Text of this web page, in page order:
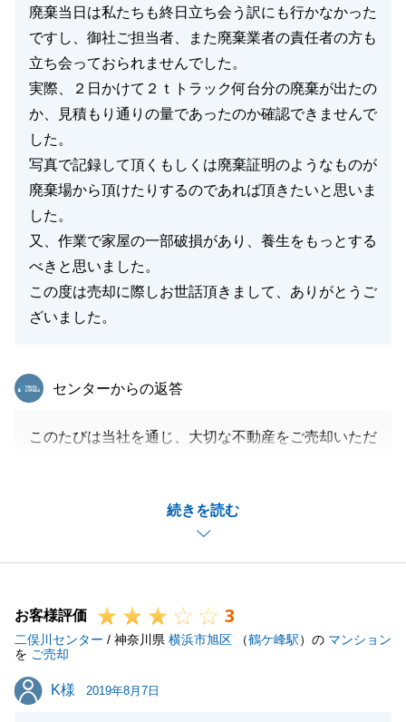
廃棄当日は私たちも終日立ち会う訳にも行かなかった
ですし、御社ご担当者、また廃棄業者の責任者の方も
立ち会っておられませんでした。
実際、２日かけて２ｔトラック何台分の廃棄が出たの
か、見積もり通りの量であったのか確認できませんで
した。
写真で記録して頂くもしくは廃棄証明のようなものが
廃棄場から頂けたりするのであれば頂きたいと思いま
した。
又、作業で家屋の一部破損があり、養生をもっとする
べきと思いました。
この度は売却に際しお世話頂きまして、ありがとうご
ざいました。
続きを読む
東急リバブル
センターからの返答
このたびは当社を通じ、大切な不動産をご売却いただ
に向け、取り組んでまいりたいと思います。
会社としてもトータルでより良いサービスがご提供で
きるよう努めてまいります。
お客様評価 3
二俣川センター / 神奈川県 横浜市旭区 （鶴ケ峰駅）の マンション
を ご売却
K様
K様 2019年8月7日